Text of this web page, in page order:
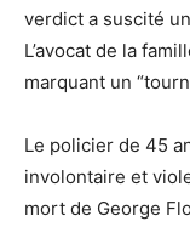
verdict a suscité
L’avocat de la
marquant un
Le policier de 45
involontaire et
mort de George